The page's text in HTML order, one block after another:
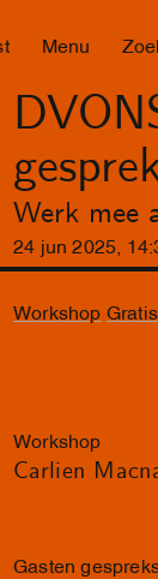
Menu
Werk mee
24 jun 2025 14 :
Workshop
Workshop
Carlien
Gasten